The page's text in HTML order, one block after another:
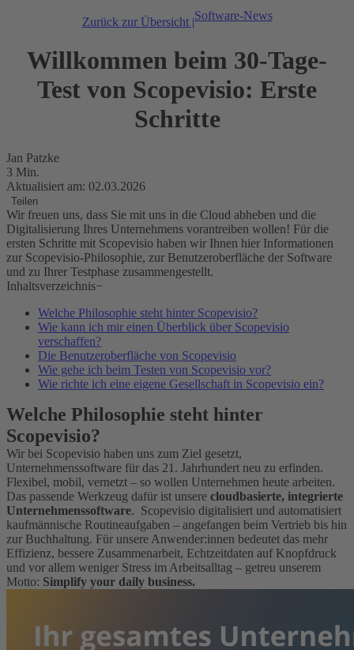
Zurück zur Übersicht |Software-News
Willkommen beim 30-Tage-
Test von Scopevisio: Erste
Schritte
Jan Patzke
3 Min.
Aktualisiert am: 02.03.2026
Teilen
Wir freuen uns, dass Sie mit uns in die Cloud abheben und die
Digitalisierung Ihres Unternehmens vorantreiben wollen! Für die
ersten Schritte mit Scopevisio haben wir Ihnen hier Informationen
zur Scopevisio-Philosophie, zur Benutzeroberfläche der Software
und zu Ihrer Testphase zusammengestellt.
Inhaltsverzeichnis−
Welche Philosophie steht hinter Scopevisio?
Wie kann ich mir einen Überblick über Scopevisio
verschaffen?
Die Benutzeroberfläche von Scopevisio
Wie gehe ich beim Testen von Scopevisio vor?
Wie richte ich eine eigene Gesellschaft in Scopevisio ein?
Welche Philosophie steht hinter
Scopevisio?
Wir bei Scopevisio haben uns zum Ziel gesetzt,
Unternehmenssoftware für das 21. Jahrhundert neu zu erfinden.
Flexibel, mobil, vernetzt – so wollen Unternehmen heute arbeiten.
Das passende Werkzeug dafür ist unsere cloudbasierte, integrierte
Unternehmenssoftware. Scopevisio digitalisiert und automatisiert
kaufmännische Routineaufgaben – angefangen beim Vertrieb bis hin
zur Buchhaltung. Für unsere Anwender:innen bedeutet das mehr
Effizienz, bessere Zusammenarbeit, Echtzeitdaten auf Knopfdruck
und vor allem weniger Stress im Arbeitsalltag – getreu unserem
Motto: Simplify your daily business.